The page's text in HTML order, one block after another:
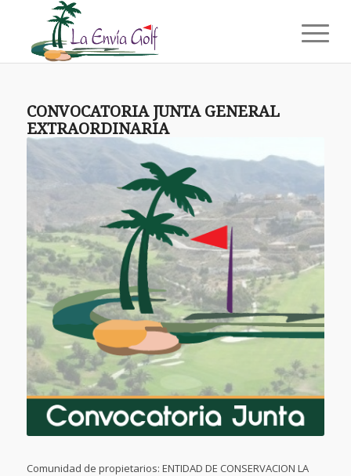
CONVOCATORIA JUNTA GENERAL
EXTRAORDINARIA
Comunidad de propietarios: ENTIDAD DE CONSERVACION LA